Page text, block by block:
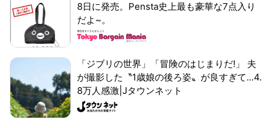
8日に発売。Pensta史上最も豪華な7点入り
だよ~。
「ジブリの世界」「冒険のはじまりだ!」 夫
が撮影した〝1歳娘の後ろ姿〟が良すぎて...4.
8万人感激|Jタウンネット